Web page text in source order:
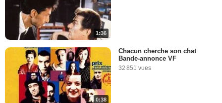
1:36
0:38
Chacun cherche son chat
Bande-annonce VF
32 851 vues